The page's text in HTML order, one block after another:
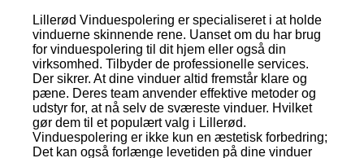
Lillerød Vinduespolering er specialiseret i at holde
vinduerne skinnende rene. Uanset om du har brug
for vinduespolering til dit hjem eller også din
virksomhed. Tilbyder de professionelle services.
Der sikrer. At dine vinduer altid fremstår klare og
pæne. Deres team anvender effektive metoder og
udstyr for, at nå selv de sværeste vinduer. Hvilket
gør dem til et populært valg i Lillerød.
Vinduespolering er ikke kun en æstetisk forbedring;
Det kan også forlænge levetiden på dine vinduer